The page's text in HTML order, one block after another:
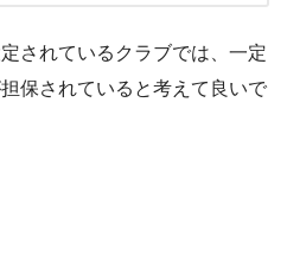
されているクラブでは、一定
保されていると考えて良いで